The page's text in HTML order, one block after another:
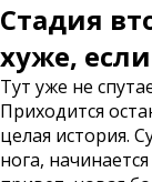
Стадия
хуже,
Тут уже не
Приходится
целая история.
нога,